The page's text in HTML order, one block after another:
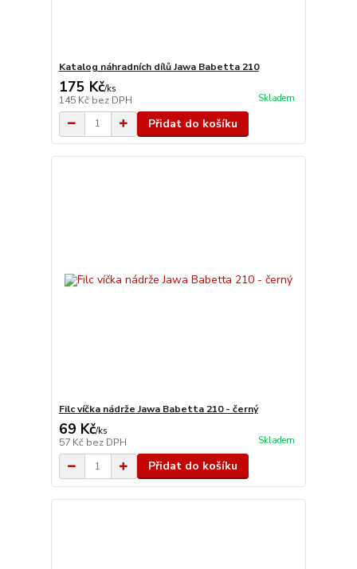
Katalog náhradních dílů Jawa Babetta 210
175 Kč/ks
145 Kč bez DPH Skladem
Přidat do košíku
Filc víčka nádrže Jawa Babetta 210 - černý
69 Kč/ks
57 Kč bez DPH Skladem
Přidat do košíku